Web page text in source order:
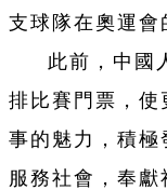
支球隊在奧運會
此前，中國
排比賽門票，使
事的魅力，積極
服務社會，奉